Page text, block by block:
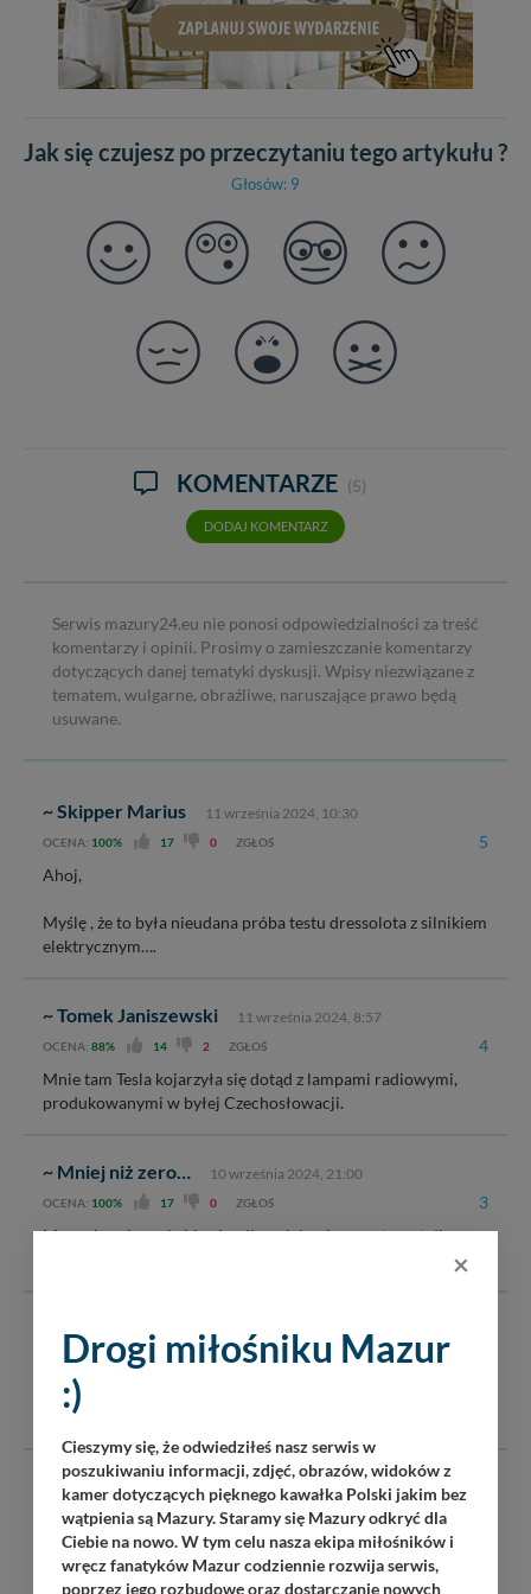
Jak się czujesz po przeczytaniu tego artykułu ?
Głosów: 9
KOMENTARZE (5)
DODAJ KOMENTARZ
Serwis mazury24.eu nie ponosi odpowiedzialności za treść
komentarzy i opinii. Prosimy o zamieszczanie komentarzy
dotyczących danej tematyki dyskusji. Wpisy niezwiązane z
tematem, wulgarne, obraźliwe, naruszające prawo będą
usuwane.
~ Skipper Marius 11 września 2024, 10:30
OCENA: 100% 17 0 ZGŁOŚ 5
Ahoj,
Myślę , że to była nieudana próba testu dressolota z silnikiem
elektrycznym….
~ Tomek Janiszewski 11 września 2024, 8:57
OCENA: 88% 14 2 ZGŁOŚ 4
Mnie tam Tesla kojarzyła się dotąd z lampami radiowymi,
produkowanymi w byłej Czechosłowacji.
~ Mniej niż zero… 10 września 2024, 21:00
OCENA: 100% 17 0 ZGŁOŚ 3
Manualna skrzynia biegów dla polglowkow, automat dla
20:56
OCENA:
Że ich elektryką nie pizgnelo to cud
~ Nik 10 września 2024, 20:49
OCENA:100% 16 0 ZGŁOŚ
Darmowa myjnia bezdotykowa !
×
Drogi miłośniku Mazur
:)
Cieszymy się, że odwiedziłeś nasz serwis w
poszukiwaniu informacji, zdjęć, obrazów, widoków z
kamer dotyczących pięknego kawałka Polski jakim bez
wątpienia są Mazury. Staramy się Mazury odkryć dla
Ciebie na nowo. W tym celu nasza ekipa miłośników i
wręcz fanatyków Mazur codziennie rozwija serwis,
poprzez jego rozbudowę oraz dostarczanie nowych